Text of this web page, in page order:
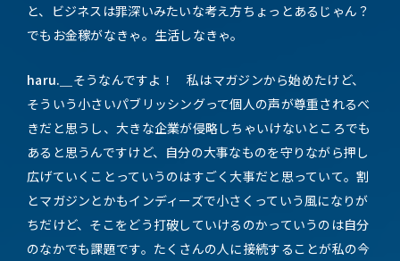
と、ビジネスは罪深いみたいな考え方ちょっとあるじゃん？
でもお金稼がなきゃ。生活しなきゃ。
haru.＿ そうなんですよ！ 私はマガジンから始めたけど、
そういう小さいパブリッシングって個人の声が尊重されるべ
きだと思うし、大きな企業が侵略しちゃいけないところでも
あると思うんですけど、自分の大事なものを守りながら押し
広げていくことっていうのはすごく大事だと思っていて。割
とマガジンとかもインディーズで小さくっていう風になりが
ちだけど、そこをどう打破していけるのかっていうのは自分
のなかでも課題です。たくさんの人に接続することが私の今